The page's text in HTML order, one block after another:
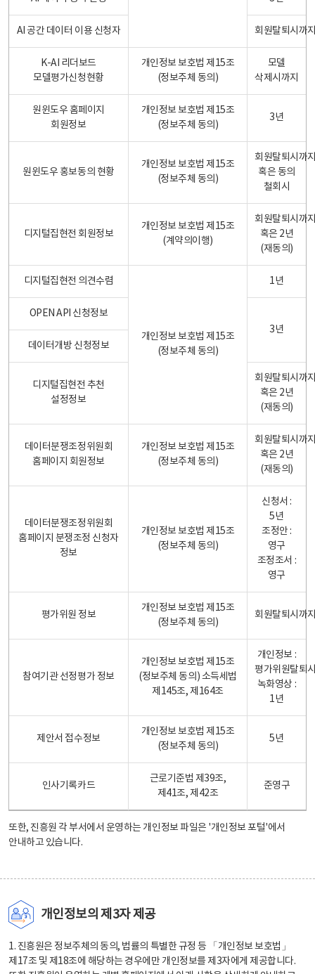
AI 공간 데이터 이용 신청자 회원탈퇴시까
K-AI 리더보드
모델평가신청현황
개인정보 보호법 제15조
(정보주체 동의)
모델
삭제시까지
원윈도우 홈페이지
회원정보
개인정보 보호법 제15조
(정보주체 동의)
3년
원윈도우 홍보동의 현황
개인정보 보호법 제15조
(정보주체 동의)
회원탈퇴시까
혹은 동의
철회시
디지털집현전 회원정보
개인정보 보호법 제15조
(계약의이행)
회원탈퇴시까
혹은 2년
(재동의)
디지털집현전 의견수렴
개인정보 보호법 제15조
(정보주체 동의)
1년
OPEN API 신청정보
3년
데이터개방 신청정보
디지털집현전 추천
설정정보
회원탈퇴시까
혹은 2년
(재동의)
데이터분쟁조정위원회
홈페이지 회원정보
개인정보 보호법 제15조
(정보주체 동의)
회원탈퇴시까
혹은 2년
(재동의)
데이터분쟁조정위원회
홈페이지 분쟁조정 신청자
정보
개인정보 보호법 제15조
(정보주체 동의)
신청서 :
5년
조정안 :
영구
조정조서 :
영구
평가위원 정보
개인정보 보호법 제15조
(정보주체 동의)
회원탈퇴시까
참여기관 선정평가 정보
개인정보 보호법 제15조
(정보주체 동의) 소득세법
제145조, 제164조
개인정보 :
평가위원탈퇴
녹화영상 :
1년
제안서 접수정보
개인정보 보호법 제15조
(정보주체 동의)
5년
인사기록카드
근로기준법 제39조,
제41조, 제42조
준영구
또한, 진흥원 각 부서에서 운영하는 개인정보 파일은 '개인정보 포털'에서
안내하고 있습니다.
개인정보의 제3자 제공
1. 진흥원은 정보주체의 동의, 법률의 특별한 규정 등 「개인정보 보호법」
제17조 및 제18조에 해당하는 경우에만 개인정보를 제3자에게 제공합니다.